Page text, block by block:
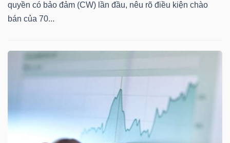
quyền có bảo đảm (CW) lần đầu, nêu rõ điều kiện chào
bán của 70...
TÀI